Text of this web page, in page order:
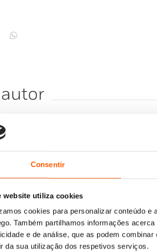
Consentir
website utiliza cookies
cookies para personalizar conteúdo
Também partilhamos informações
e de análise, que as podem
da sua utilização dos respetivos serviços.